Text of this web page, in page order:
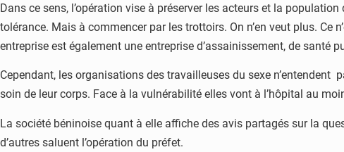
Dans ce sens, l’opération vise à préserver les acteurs et la population
tolérance. Mais à commencer par les trottoirs. On n’en veut plus.
entreprise est également une entreprise d’assainissement, de santé
Cependant, les organisations des travailleuses du sexe n’entendent
soin de leur corps. Face à la vulnérabilité elles vont à l’hôpital au
La société béninoise quant à elle affiche des avis partagés sur la
d’autres saluent l’opération du préfet.